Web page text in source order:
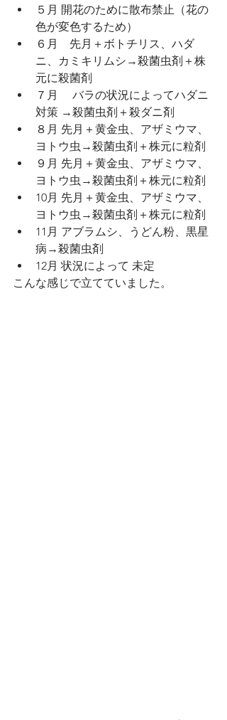
５月 開花のために散布禁止（花の
色が変色するため）
６月　先月＋ボトチリス、ハダ
ニ、カミキリムシ→殺菌虫剤＋株
元に殺菌剤
７月　 バラの状況によってハダニ
対策 →殺菌虫剤＋殺ダニ剤
８月 先月＋黄金虫、アザミウマ、
ヨトウ虫→殺菌虫剤＋株元に粒剤
９月 先月＋黄金虫、アザミウマ、
ヨトウ虫→殺菌虫剤＋株元に粒剤
10月 先月＋黄金虫、アザミウマ、
ヨトウ虫→殺菌虫剤＋株元に粒剤
11月 アブラムシ、うどん粉、黒星
病→殺菌虫剤
12月 状況によって 未定
こんな感じで立てていました。